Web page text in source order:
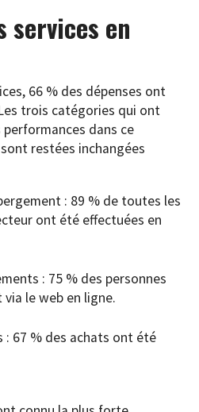
services en
66 % des dépenses ont
trois catégories qui ont
dans ce
restées inchangées
: 89 % de toutes les
ont été effectuées en
: 75 % des personnes
le web en ligne.
: 67 % des achats ont été